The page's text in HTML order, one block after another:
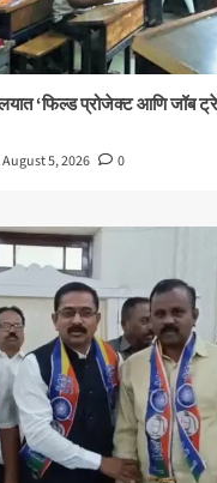
‘फिल्ड प्रोजेक्ट आणि जॉब
August 5, 2026 0